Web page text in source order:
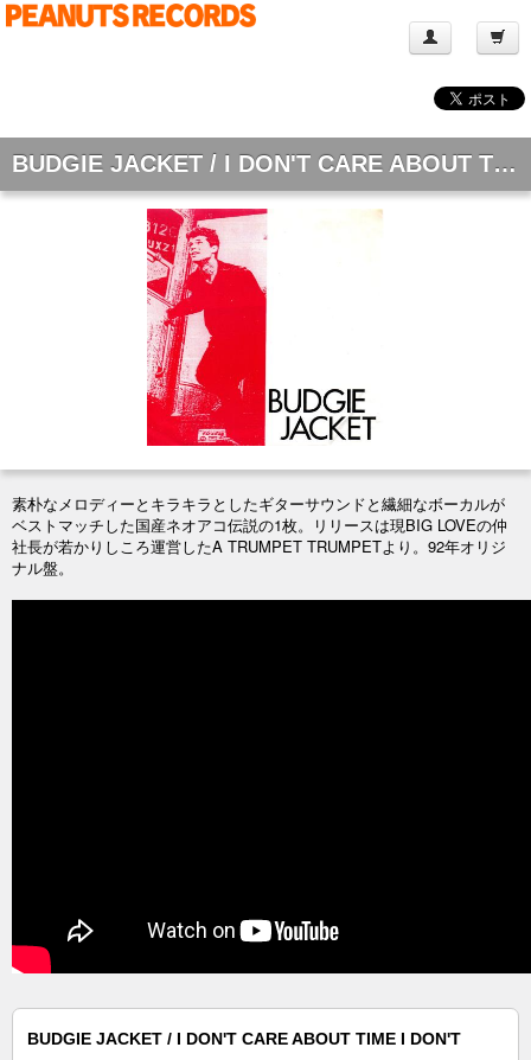
BUDGIE JACKET / I DON'T CARE ABOUT TIME I DON'T WANT TO SURMISE [7"]
素朴なメロディーとキラキラとしたギターサウンドと繊細なボーカルが
ベストマッチした国産ネオアコ伝説の1枚。リリースは現BIG LOVEの仲
社長が若かりしころ運営したA TRUMPET TRUMPETより。92年オリジ
ナル盤。
BUDGIE JACKET / I DON'T CARE ABOUT TIME I DON'T